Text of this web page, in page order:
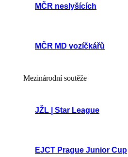
MČR neslyšících
MČR MD vozíčkářů
Mezinárodní soutěže
JŽL | Star League
EJCT Prague Junior Cup